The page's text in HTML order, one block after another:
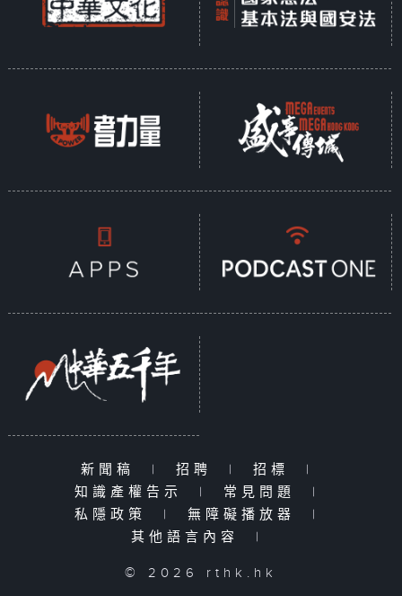
新聞稿 | 招聘 | 招標
|
知識產權告示
| 常見問題
|
私隱政策
| 無障礙播放器
|
其他語言內容
|
© 2026 rthk.hk